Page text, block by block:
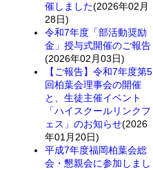
催しました(2026年02月
28日)
令和7年度「部活動奨励
金」授与式開催のご報告
(2026年02月03日)
【ご報告】令和7年度第5
回柏葉会理事会の開催
と、生徒主催イベント
「ハイスクールリンクフ
ェス」のお知らせ(2026
年01月20日)
平成7年度福岡柏葉会総
会・懇親会に参加しまし